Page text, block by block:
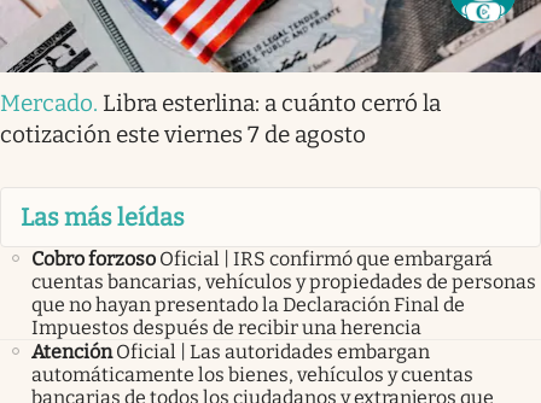
Mercado. Libra esterlina: a cuánto cerró la
cotización este viernes 7 de agosto
Las más leídas
Cobro forzoso Oficial | IRS confirmó que embargará
cuentas bancarias, vehículos y propiedades de personas
que no hayan presentado la Declaración Final de
Impuestos después de recibir una herencia
Atención Oficial | Las autoridades embargan
automáticamente los bienes, vehículos y cuentas
bancarias de todos los ciudadanos y extranjeros que